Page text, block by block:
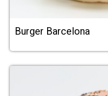
Burger Barcelona